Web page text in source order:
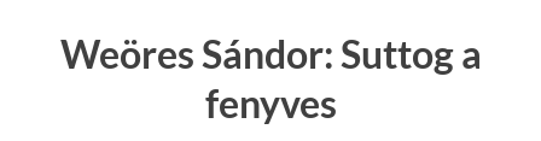
Weöres Sándor: Suttog a
fenyves